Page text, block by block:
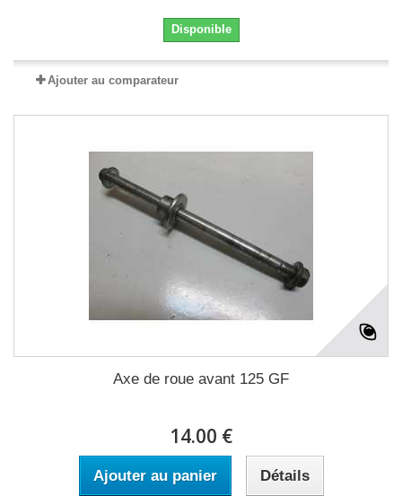
Disponible
Ajouter au comparateur
Axe de roue avant 125 GF
14.00 €
Ajouter au panier Détails